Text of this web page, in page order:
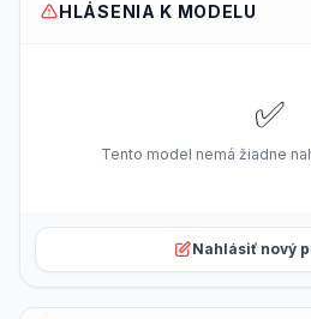
HLÁSENIA K MODELU
✅
Tento model nemá žiadne
Nahlásiť nový